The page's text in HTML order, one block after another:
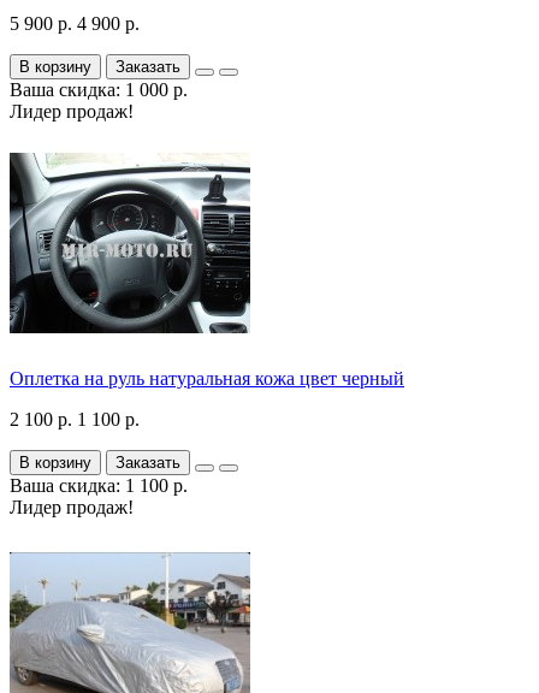
5 900 р. 4 900 р.
В корзину Заказать
Ваша скидка: 1 000 р.
Лидер продаж!
Оплетка на руль натуральная кожа цвет черный
2 100 р. 1 100 р.
В корзину Заказать
Ваша скидка: 1 100 р.
Лидер продаж!